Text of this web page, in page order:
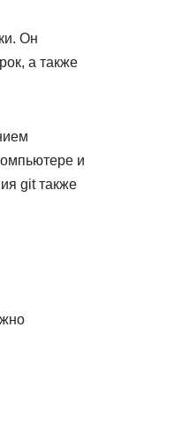
Он
а также
и
git также